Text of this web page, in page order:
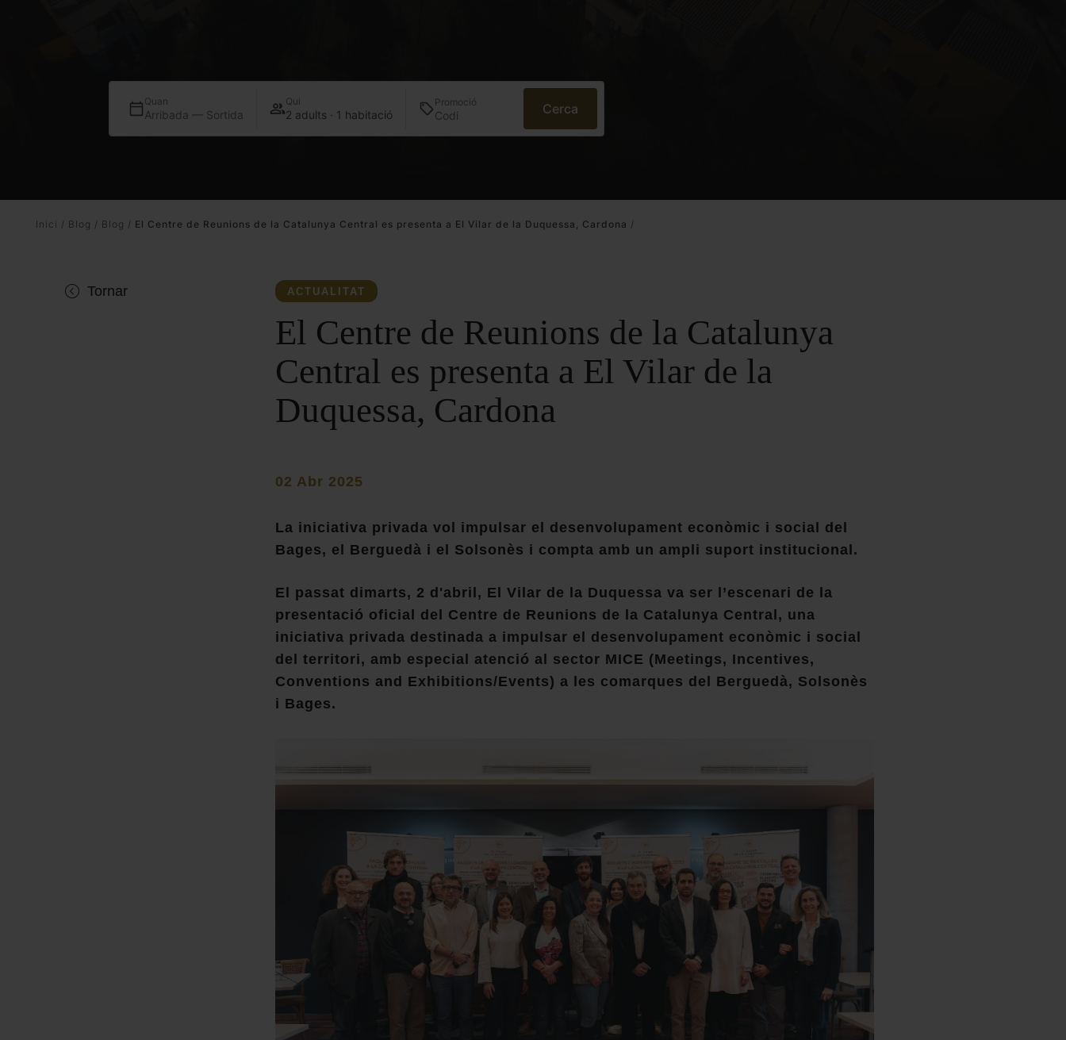
Centre de Reunions de la
Catalunya Central
Blog
Quan
Arribada — Sortida
Qui
2 adults · 1 habitació
Promoció Cerca
Inici / Blog / Blog / El Centre de Reunions de la Catalunya Central es presenta a El Vilar de la Duquessa, Cardona /
Tornar ACTUALITAT
El Centre de Reunions de la Catalunya
Central es presenta a El Vilar de la
Duquessa, Cardona
02 Abr 2025
La iniciativa privada vol impulsar el desenvolupament econòmic i social del
Bages, el Berguedà i el Solsonès i compta amb un ampli suport institucional.
El passat dimarts, 2 d'abril, El Vilar de la Duquessa va ser l’escenari de la
presentació oficial del Centre de Reunions de la Catalunya Central, una
iniciativa privada destinada a impulsar el desenvolupament econòmic i social
del territori, amb especial atenció al sector MICE (Meetings, Incentives,
Conventions and Exhibitions/Events) a les comarques del Berguedà, Solsonès
i Bages.